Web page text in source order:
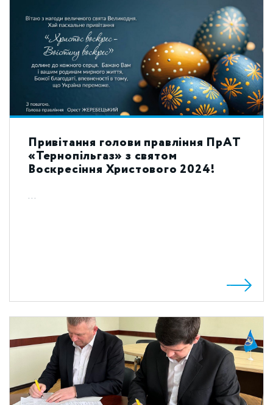
Привітання голови правління ПрАТ
«Тернопільгаз» з святом
Воскресіння Христового 2024!
...